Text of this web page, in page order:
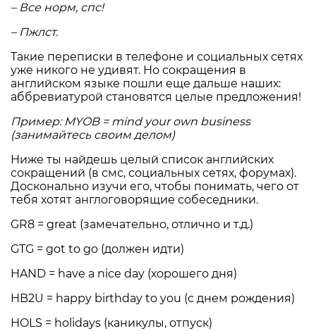
– Все норм, спс!
– Пжлст.
Такие переписки в телефоне и социальных сетях
уже никого не удивят. Но сокращения в
английском языке пошли еще дальше наших:
аббревиатурой становятся целые предложения!
Пример: MYOB = mind your own business
(занимайтесь своим делом)
Ниже ты найдешь целый список английских
сокращений (в смс, социальных сетях, форумах).
Досконально изучи его, чтобы понимать, чего от
тебя хотят англоговорящие собеседники.
GR8 = great (замечательно, отлично и т.д.)
GTG = got to go (должен идти)
HAND = have a nice day (хорошего дня)
HB2U = happy birthday to you (с днем рождения)
HOLS = holidays (каникулы, отпуск)